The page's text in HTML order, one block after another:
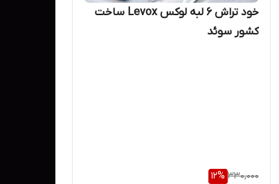
خود تراش ۶ لبه لوکس Levox ساخت
کشور سوئد
330,000
12%